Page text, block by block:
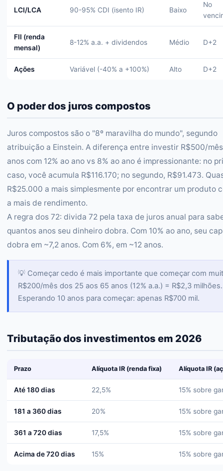
LCI/LCA 90-95% CDI (isento IR) Baixo
No
FII (renda
mensal)
8-12% a.a. + dividendos Médio D+2
Ações Variável (-40% a +100%) Alto D+2
O poder dos juros compostos
Juros compostos são o "8º maravilha do mundo", segundo
atribuição a Einstein. A diferença entre investir R$500/
anos com 12% ao ano vs 8% ao ano é impressionante: no
caso, você acumula R$116.170; no segundo, R$91.473.
R$25.000 a mais simplesmente por encontrar um produto
a mais de rendimento.
A regra dos 72: divida 72 pela taxa de juros anual para
quantos anos seu dinheiro dobra. Com 10% ao ano, seu
dobra em ~7,2 anos. Com 6%, em ~12 anos.
💡 Começar cedo é mais importante que começar com
R$200/mês dos 25 aos 65 anos (12% a.a.) = R$2,3 milhões.
Esperando 10 anos para começar: apenas R$700 mil.
Tributação dos investimentos em 2026
Prazo Alíquota IR (renda fixa) Alíquota IR
Até 180 dias 22,5% 15% sobre
181 a 360 dias 20% 15% sobre
361 a 720 dias 17,5% 15% sobre
Acima de 720 dias 15% 15% sobre